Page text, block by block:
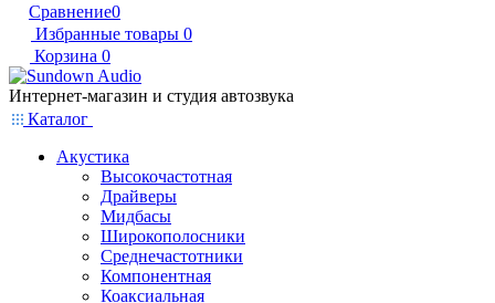
Сравнение0
Избранные товары 0
Корзина 0
Интернет-магазин и студия автозвука
Каталог
Акустика
Высокочастотная
Драйверы
Мидбасы
Широкополосники
Среднечастотники
Компонентная
Коаксиальная